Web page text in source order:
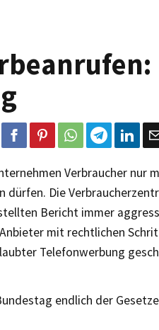
Verbraucher nur
dürfen. Die
Bericht immer
mit rechtlichen
Telefonwerbung
endlich der